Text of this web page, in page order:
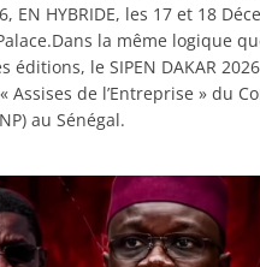
EN HYBRIDE, les 17 et 18
la même logique
éditions, le SIPEN DAKAR
Assises de l’Entreprise » du
au Sénégal.